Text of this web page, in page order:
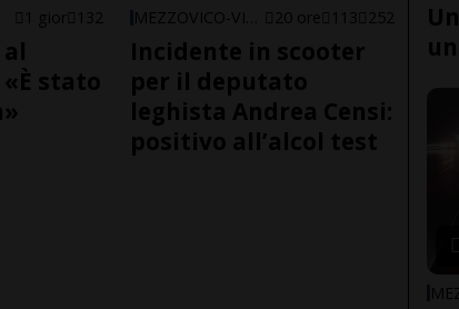
1 gior 132
stato
20 ore 113 252
Incidente in scooter
per il deputato
leghista Andrea Censi:
positivo all’alcol test